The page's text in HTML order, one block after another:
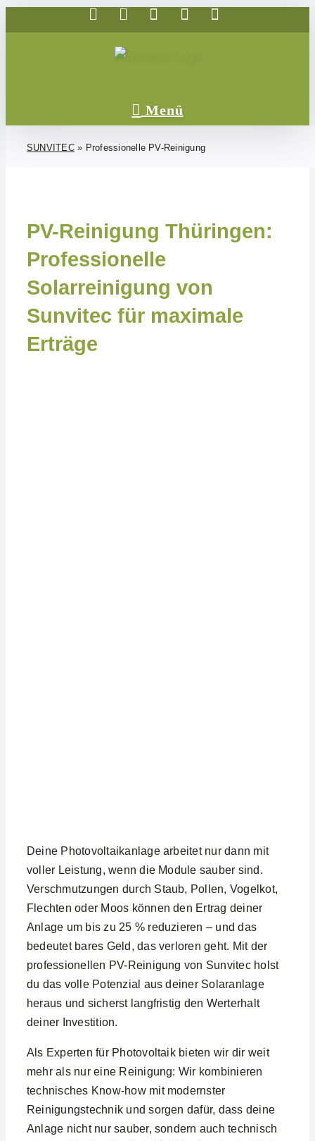
Inhalt
Telefon
Mail
WhatsAppFacebook
SUNVITEC» Professionelle PV-Reinigung
PV-Reinigung Thüringen:
Professionelle
Solarreinigung von
Sunvitec für maximale
Erträge
Deine Photovoltaikanlage arbeitet nur dann mit
voller Leistung, wenn die Module sauber sind.
Verschmutzungen durch Staub, Pollen, Vogelkot,
Flechten oder Moos können den Ertrag deiner
Anlage um bis zu 25 % reduzieren – und das
bedeutet bares Geld, das verloren geht. Mit der
professionellen PV-Reinigung von Sunvitec holst
du das volle Potenzial aus deiner Solaranlage
heraus und sicherst langfristig den Werterhalt
deiner Investition.
Als Experten für Photovoltaik bieten wir dir weit
mehr als nur eine Reinigung: Wir kombinieren
technisches Know-how mit modernster
Reinigungstechnik und sorgen dafür, dass deine
Anlage nicht nur sauber, sondern auch technisch